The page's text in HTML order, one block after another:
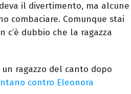
il divertimento, ma alcune
combaciare. Comunque stai
c’è dubbio che la ragazza
ragazzo del canto dopo
contro Eleonora